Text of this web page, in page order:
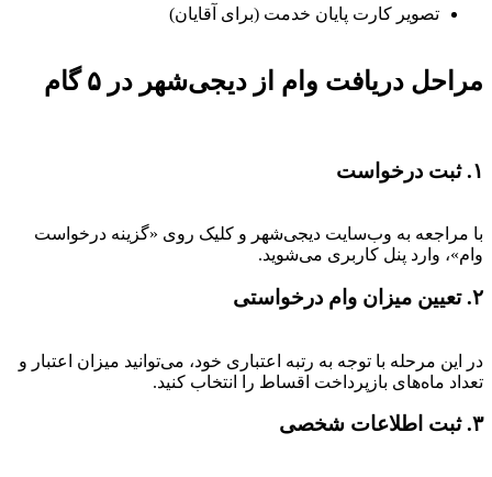
تصویر کارت پایان خدمت (برای آقایان)
مراحل دریافت وام از دیجی‌شهر در ۵ گام
۱. ثبت درخواست
با مراجعه به وب‌سایت دیجی‌شهر و کلیک روی «گزینه درخواست
وام»، وارد پنل کاربری می‌شوید.
۲. تعیین میزان وام درخواستی
در این مرحله با توجه به رتبه اعتباری خود، می‌توانید میزان اعتبار و
تعداد ماه‌های بازپرداخت اقساط را انتخاب کنید.
۳. ثبت اطلاعات شخصی